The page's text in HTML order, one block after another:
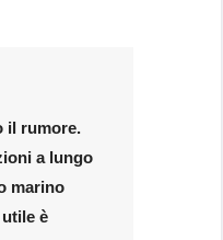
il rumore.
a lungo
marino
è